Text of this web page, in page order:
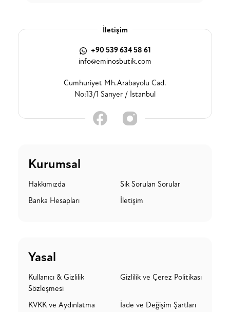
İletişim
+90 539 634 58 61
info@eminosbutik.com
Cumhuriyet Mh.Arabayolu Cad.
No:13/1 Sarıyer / İstanbul
Kurumsal
Hakkımızda
Sık Sorulan Sorular
Banka Hesapları
İletişim
Yasal
Kullanıcı & Gizlilik
Sözleşmesi
Gizlilik ve Çerez Politikası
KVKK ve Aydınlatma
İade ve Değişim Şartları